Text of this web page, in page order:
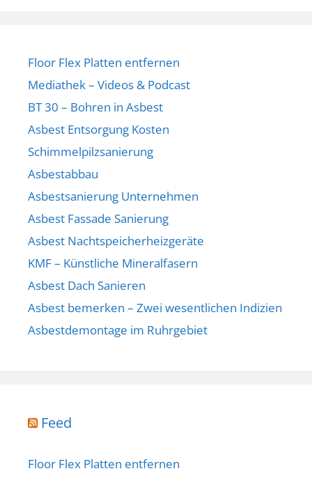
Floor Flex Platten entfernen
Mediathek – Videos & Podcast
BT 30 – Bohren in Asbest
Asbest Entsorgung Kosten
Schimmelpilzsanierung
Asbestabbau
Asbestsanierung Unternehmen
Asbest Fassade Sanierung
Asbest Nachtspeicherheizgeräte
KMF – Künstliche Mineralfasern
Asbest Dach Sanieren
Asbest bemerken – Zwei wesentlichen Indizien
Asbestdemontage im Ruhrgebiet
Feed
Floor Flex Platten entfernen